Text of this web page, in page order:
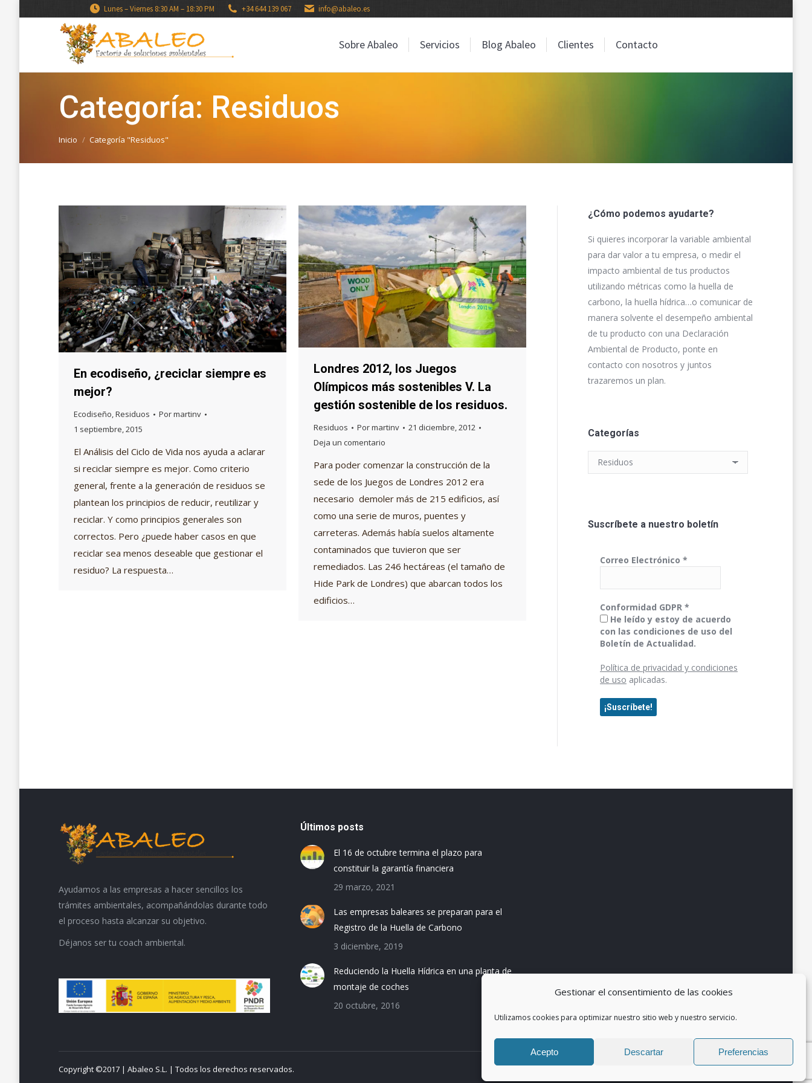
Gestionar el consentimiento de las cookies
Utilizamos cookies para optimizar nuestro sitio web y nuestro servicio.
Acepto Descartar Preferencias
Lunes – Viernes 8:30 AM – 18:30 PM +34 644 139 067 info@abaleo.es
Sobre Abaleo Servicios Blog Abaleo Clientes Contacto
Categoría: Residuos
Estás aquí:
Inicio Categoría "Residuos"
En ecodiseño, ¿reciclar siempre es
mejor?
Ecodiseño,Residuos Pormartinv
1 septiembre, 2015
El Análisis del Ciclo de Vida nos ayuda a aclarar
si reciclar siempre es mejor. Como criterio
general, frente a la generación de residuos se
plantean los principios de reducir, reutilizar y
reciclar. Y como principios generales son
correctos. Pero ¿puede haber casos en que
reciclar sea menos deseable que gestionar el
residuo? La respuesta…
Londres 2012, los Juegos
Olímpicos más sostenibles V. La
gestión sostenible de los residuos.
Residuos Pormartinv
21 diciembre, 2012
Deja un comentario
Para poder comenzar la construcción de la
sede de los Juegos de Londres 2012 era
necesario demoler más de 215 edificios, así
como una serie de muros, puentes y
carreteras. Además había suelos altamente
contaminados que tuvieron que ser
remediados. Las 246 hectáreas (el tamaño de
Hide Park de Londres) que abarcan todos los
edificios…
¿Cómo podemos ayudarte?
Si quieres incorporar la variable ambiental
para dar valor a tu empresa, o medir el
impacto ambiental de tus productos
utilizando métricas como la huella de
carbono, la huella hídrica…o comunicar de
manera solvente el desempeño ambiental
de tu producto con una Declaración
Ambiental de Producto, ponte en
contacto con nosotros y juntos
trazaremos un plan.
Categorías
Categorías
Suscríbete a nuestro boletín
Correo Electrónico *
Conformidad GDPR *
He leído y estoy de acuerdo
con las condiciones de uso del
Boletín de Actualidad.
Política de privacidad y condiciones
de uso aplicadas.
Ayudamos a las empresas a hacer sencillos los
trámites ambientales, acompañándolas durante todo
el proceso hasta alcanzar su objetivo.
Déjanos ser tu coach ambiental.
Últimos posts
El 16 de octubre termina el plazo para
constituir la garantía financiera
29 marzo, 2021
Las empresas baleares se preparan para el
Registro de la Huella de Carbono
3 diciembre, 2019
Reduciendo la Huella Hídrica en una planta de
montaje de coches
20 octubre, 2016
Copyright ©2017 | Abaleo S.L. | Todos los derechos reservados. Aviso legal Política de Privacidad Política de cookies (UE)